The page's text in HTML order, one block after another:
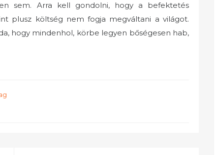
sem. Arra kell gondolni, hogy a befektetés
plusz költség nem fogja megváltani a világot.
hogy mindenhol, körbe legyen bőségesen hab,